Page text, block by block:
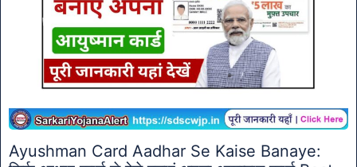
Ayushman Card Aadhar Se Kaise Banaye: